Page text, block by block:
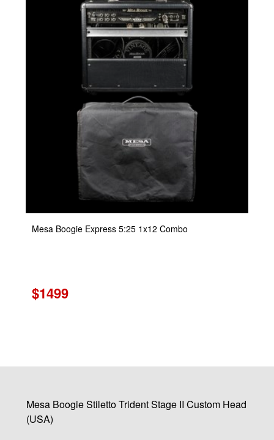
Mesa Boogie Express 5:25 1x12 Combo
$1499
Mesa Boogie Stiletto Trident Stage II Custom Head
(USA)